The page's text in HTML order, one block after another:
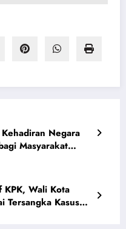
Negara
Masyarakat
KPK, Wali Kota
Tersangka Kasus